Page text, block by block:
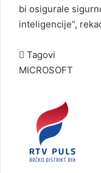
bi osigurale
inteligencije”,
Tagovi
MICROSOFT